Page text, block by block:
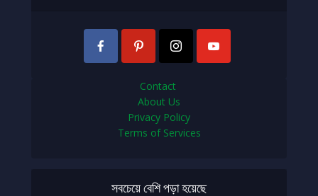
Contact
About Us
Privacy Policy
Terms of Services
সবচেয়ে বেশি পড়া হয়েছে